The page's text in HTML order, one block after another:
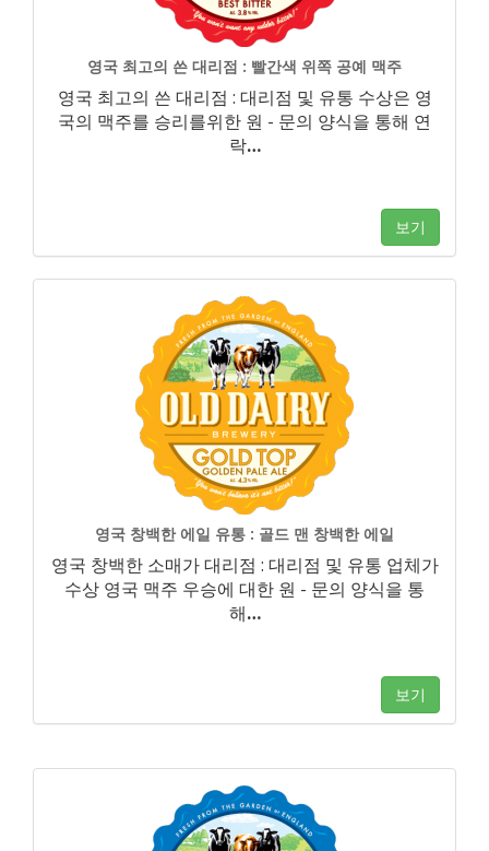
영국 최고의 쓴 대리점 : 빨간색 위쪽 공예 맥주
영국 최고의 쓴 대리점 : 대리점 및 유통 수상은 영
국의 맥주를 승리를위한 원 - 문의 양식을 통해 연
락…
보기
영국 창백한 에일 유통 : 골드 맨 창백한 에일
영국 창백한 소매가 대리점 : 대리점 및 유통 업체가
수상 영국 맥주 우승에 대한 원 - 문의 양식을 통
해…
보기